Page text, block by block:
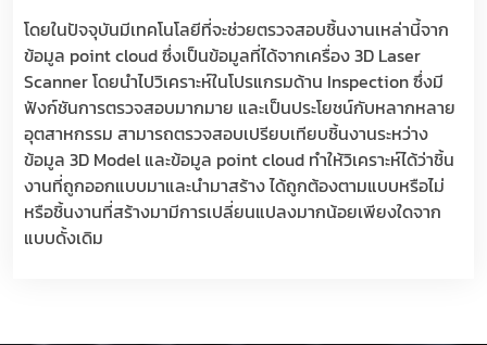
โดยในปัจจุบันมีเทคโนโลยีที่จะช่วยตรวจสอบชิ้นงานเหล่านี้จาก
ข้อมูล point cloud ซึ่งเป็นข้อมูลที่ได้จากเครื่อง 3D Laser
Scanner โดยนำไปวิเคราะห์ในโปรแกรมด้าน Inspection ซึ่งมี
ฟังก์ชันการตรวจสอบมากมาย และเป็นประโยชน์กับหลากหลาย
อุตสาหกรรม สามารถตรวจสอบเปรียบเทียบชิ้นงานระหว่าง
ข้อมูล 3D Model และข้อมูล point cloud ทำให้วิเคราะห์ได้ว่าชิ้น
งานที่ถูกออกแบบมาและนำมาสร้าง ได้ถูกต้องตามแบบหรือไม่
หรือชิ้นงานที่สร้างมามีการเปลี่ยนแปลงมากน้อยเพียงใดจาก
แบบดั้งเดิม